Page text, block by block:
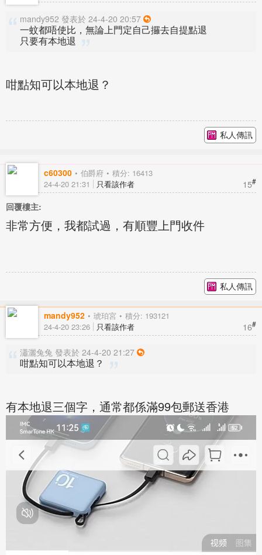
mandy952 發表於 24-4-20 20:57
一蚊都唔使比，無論上門定自己攞去自提點退
只要有本地退
咁點知可以本地退？
私人傳訊
c60300 伯爵府 積分: 16413
15#
24-4-20 21:31 只看該作者
回覆樓主:
非常方便，我都試過，有順豐上門收件
私人傳訊
mandy952 琥珀宮 積分: 193121
16#
24-4-20 23:26 只看該作者
瀟灑兔兔 發表於 24-4-20 21:27
咁點知可以本地退？
有本地退三個字，通常都係滿99包郵送香港